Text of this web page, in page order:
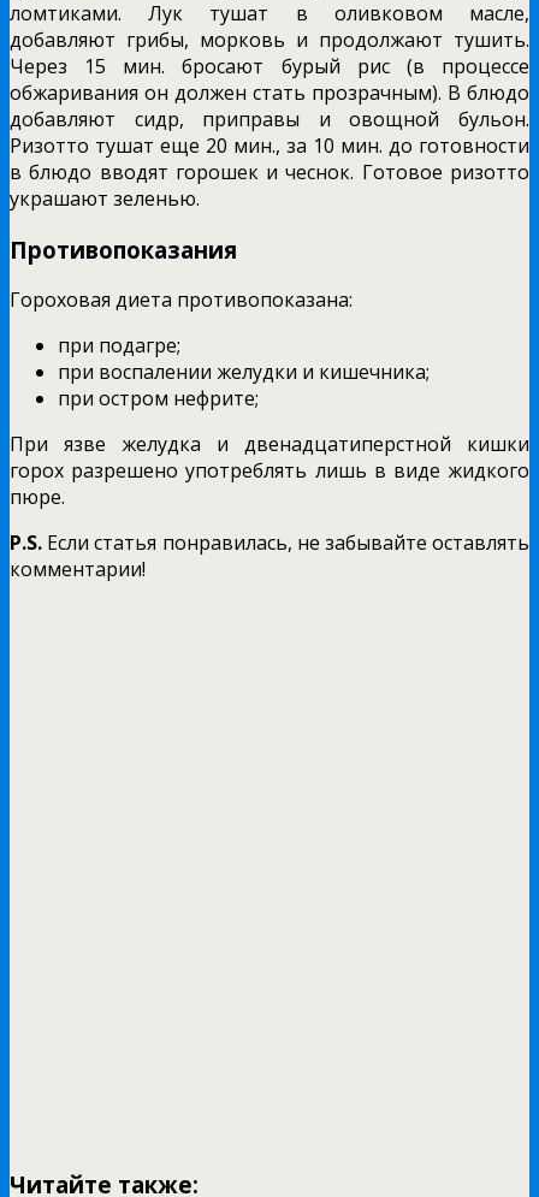
ломтиками. Лук тушат в оливковом масле,
добавляют грибы, морковь и продолжают тушить.
Через 15 мин. бросают бурый рис (в процессе
обжаривания он должен стать прозрачным). В блюдо
добавляют сидр, приправы и овощной бульон.
Ризотто тушат еще 20 мин., за 10 мин. до готовности
в блюдо вводят горошек и чеснок. Готовое ризотто
украшают зеленью.
Противопоказания
Гороховая диета противопоказана:
при подагре;
при воспалении желудки и кишечника;
при остром нефрите;
При язве желудка и двенадцатиперстной кишки
горох разрешено употреблять лишь в виде жидкого
пюре.
P.S. Если статья понравилась, не забывайте оставлять
комментарии!
Читайте также: